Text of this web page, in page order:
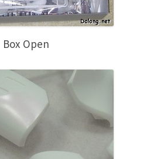
Box Open